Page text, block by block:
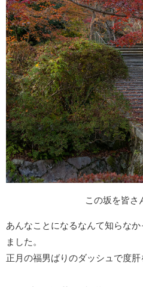
この坂を皆さ
あんなことになるなんて知らな
ました。
正月の福男ばりのダッシュで度肝